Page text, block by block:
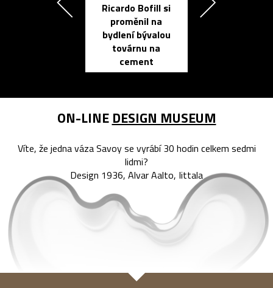
Ricardo Bofill si
proměnil na
bydlení bývalou
továrnu na
cement
ON-LINE DESIGN MUSEUM
Víte, že jedna váza Savoy se vyrábí 30 hodin celkem sedmi
lidmi?
Design 1936, Alvar Aalto, Iittala